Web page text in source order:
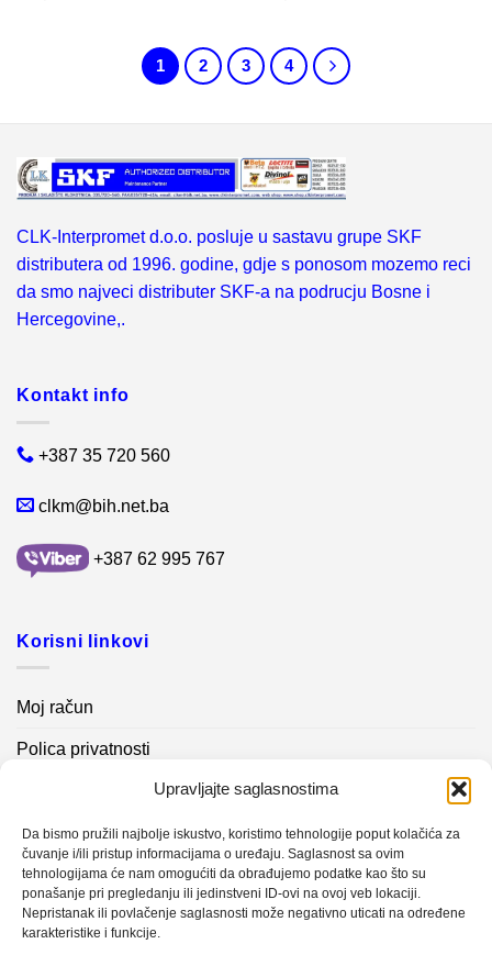
Upravljajte saglasnostima
Da bismo pružili najbolje iskustvo, koristimo tehnologije poput kolačića za
čuvanje i/ili pristup informacijama o uređaju. Saglasnost sa ovim
tehnologijama će nam omogućiti da obrađujemo podatke kao što su
ponašanje pri pregledanju ili jedinstveni ID-ovi na ovoj veb lokaciji.
Nepristanak ili povlačenje saglasnosti može negativno uticati na određene
karakteristike i funkcije.
1 2 3 4
CLK-Interpromet d.o.o. posluje u sastavu grupe SKF
distributera od 1996. godine, gdje s ponosom mozemo reci
da smo najveci distributer SKF-a na podrucju Bosne i
Hercegovine,.
Kontakt info
+387 35 720 560
clkm@bih.net.ba
+387 62 995 767
Korisni linkovi
Moj račun
Polica privatnosti
Kontakt info
Novosti